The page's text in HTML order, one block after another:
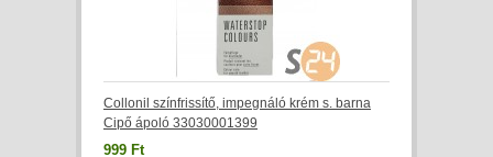
Collonil színfrissítő, impegnáló krém s. barna
Cipő ápoló 33030001399
999 Ft